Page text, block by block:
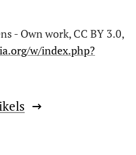
- Own work, CC BY 3.0,
w/index.php?